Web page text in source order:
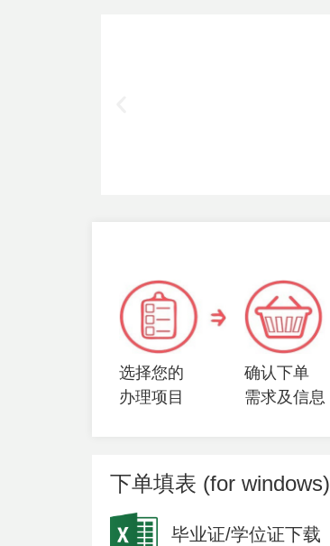
选择您的
办理项目
确认下单
需求及信息
下单填表 (for windows)
毕业证/学位证下载